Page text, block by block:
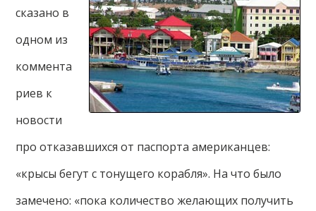
сказано в
одном из
коммента
риев к
новости
про отказавшихся от паспорта американцев:
«крысы бегут с тонущего корабля». На что было
замечено: «пока количество желающих получить